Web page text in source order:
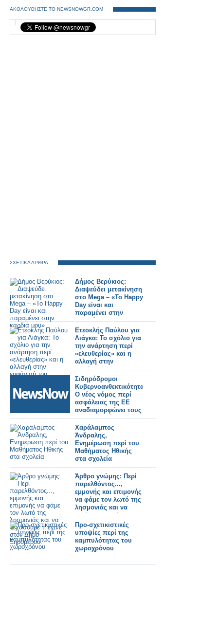
ΑΚΟΛΟΥΘΗΣΤΕ ΤΟ NEWSNOWGR.COM
ΣΧΕΤΙΚΑ ΑΡΘΡΑ
Δήμος Βερύκιος:
Διαψεύδει μετακίνηση
στο Mega – «Το Happy
Day είναι και
παραμένει στην
καρδιά μου»
Ετεοκλής Παύλου για
Λιάγκα: Το σχόλιο για
την ανάρτηση περί
«ελευθερίας» και η
αλλαγή στην
εμφάνισή του
Σιδηρόδρομοι
Κυβερνοανθεκτικότητας:
Ο νέος νόμος περί
ασφάλειας της ΕΕ
αναδιαμορφώνει τους
ευρωπαϊκούς
σιδηροδρόμους το
2026
Χαράλαμπος
Άνδραλης,
Ενημέρωση περί του
Μαθήματος Ηθικής
στα σχολεία
Άρθρο γνώμης: Περί
παρελθόντος...,
εμμονής και επιμονής
να φάμε τον λωτό της
λησμονιάς και να
ξεχάσουμε τι έγινε
στον Δήμο
Ξηρομέρου.
Προ-σχετικιστικές
υποψίες περί της
καμπυλότητας του
χωροχρόνου